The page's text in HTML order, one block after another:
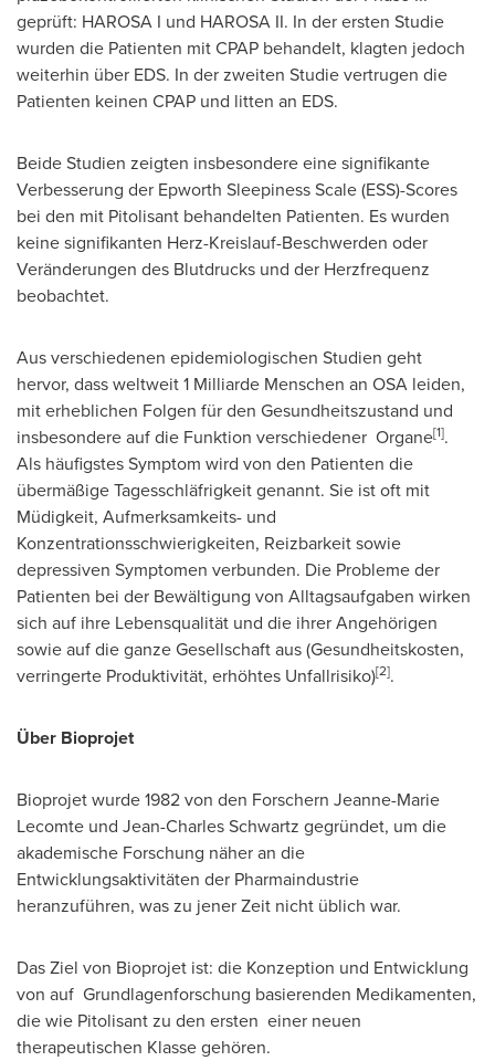
geprüft: HAROSA I und HAROSA II. In der ersten Studie
wurden die Patienten mit CPAP behandelt, klagten jedoch
weiterhin über EDS. In der zweiten Studie vertrugen die
Patienten keinen CPAP und litten an EDS.
Beide Studien zeigten insbesondere eine signifikante
Verbesserung der Epworth Sleepiness Scale (ESS)-Scores
bei den mit Pitolisant behandelten Patienten. Es wurden
keine signifikanten Herz-Kreislauf-Beschwerden oder
Veränderungen des Blutdrucks und der Herzfrequenz
beobachtet.
Aus verschiedenen epidemiologischen Studien geht
hervor, dass weltweit 1 Milliarde Menschen an OSA leiden,
mit erheblichen Folgen für den Gesundheitszustand und
insbesondere auf die Funktion verschiedener Organe[1].
Als häufigstes Symptom wird von den Patienten die
übermäßige Tagesschläfrigkeit genannt. Sie ist oft mit
Müdigkeit, Aufmerksamkeits- und
Konzentrationsschwierigkeiten, Reizbarkeit sowie
depressiven Symptomen verbunden. Die Probleme der
Patienten bei der Bewältigung von Alltagsaufgaben wirken
sich auf ihre Lebensqualität und die ihrer Angehörigen
sowie auf die ganze Gesellschaft aus (Gesundheitskosten,
verringerte Produktivität, erhöhtes Unfallrisiko)[2].
Über Bioprojet
Bioprojet wurde 1982 von den Forschern Jeanne-Marie
Lecomte und Jean-Charles Schwartz gegründet, um die
akademische Forschung näher an die
Entwicklungsaktivitäten der Pharmaindustrie
heranzuführen, was zu jener Zeit nicht üblich war.
Das Ziel von Bioprojet ist: die Konzeption und Entwicklung
von auf Grundlagenforschung basierenden Medikamenten,
die wie Pitolisant zu den ersten einer neuen
therapeutischen Klasse gehören.